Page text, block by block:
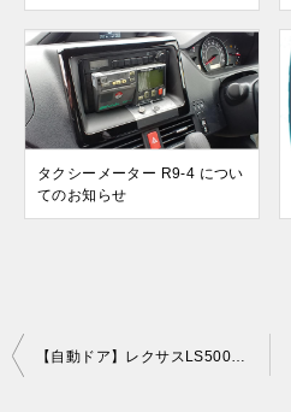
タクシーメーター R9-4 につい
てのお知らせ
投
【自動ドア】レクサスLS500ｈ（GVF50）に電動ドアを施工しました